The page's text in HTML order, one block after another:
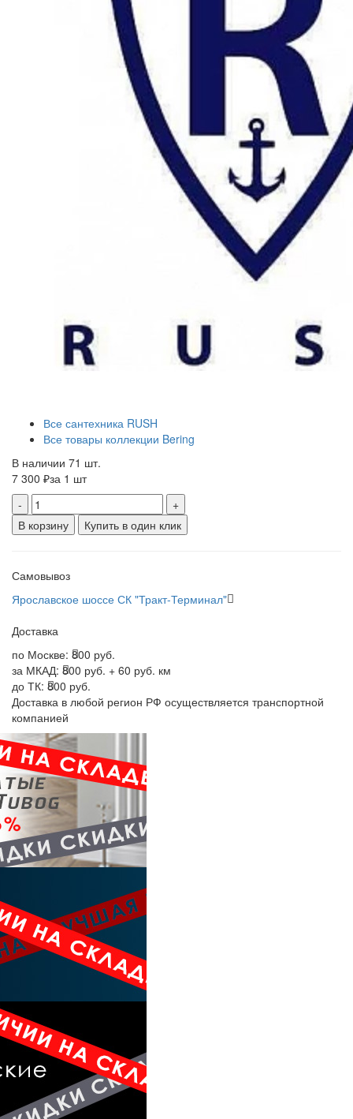
Все сантехника RUSH
Все товары коллекции Bering
В наличии 71 шт.
7 300 ₽за 1 шт
-
+
В корзину
Купить в один клик
Самовывоз
Ярославское шоссе СК "Тракт-Терминал"
Доставка
по Москве: 800 руб.
за МКАД: 800 руб. + 60 руб. км
до ТК: 800 руб.
Доставка в любой регион РФ осуществляется транспортной
компанией